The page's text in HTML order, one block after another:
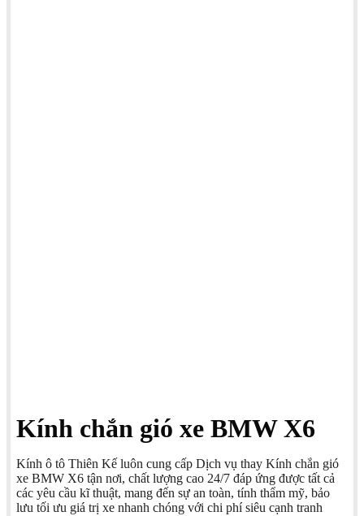
Kính chắn gió xe BMW X6
Kính ô tô Thiên Kế luôn cung cấp Dịch vụ thay Kính chắn gió
xe BMW X6 tận nơi, chất lượng cao 24/7 đáp ứng được tất cả
các yêu cầu kĩ thuật, mang đến sự an toàn, tính thẩm mỹ, bảo
lưu tối ưu giá trị xe nhanh chóng với chi phí siêu cạnh tranh